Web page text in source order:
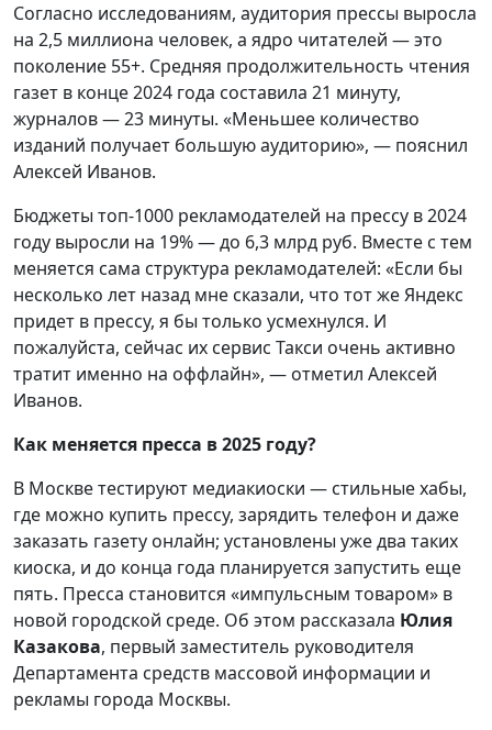
Согласно исследованиям, аудитория прессы выросла
на 2,5 миллиона человек, а ядро читателей — это
поколение 55+. Средняя продолжительность чтения
газет в конце 2024 года составила 21 минуту,
журналов — 23 минуты. «Меньшее количество
изданий получает большую аудиторию», — пояснил
Алексей Иванов.
Бюджеты топ-1000 рекламодателей на прессу в 2024
году выросли на 19% — до 6,3 млрд руб. Вместе с тем
меняется сама структура рекламодателей: «Если бы
несколько лет назад мне сказали, что тот же Яндекс
придет в прессу, я бы только усмехнулся. И
пожалуйста, сейчас их сервис Такси очень активно
тратит именно на оффлайн», — отметил Алексей
Иванов.
Как меняется пресса в 2025 году?
В Москве тестируют медиакиоски — стильные хабы,
где можно купить прессу, зарядить телефон и даже
заказать газету онлайн; установлены уже два таких
киоска, и до конца года планируется запустить еще
пять. Пресса становится «импульсным товаром» в
новой городской среде. Об этом рассказала Юлия
Казакова, первый заместитель руководителя
Департамента средств массовой информации и
рекламы города Москвы.